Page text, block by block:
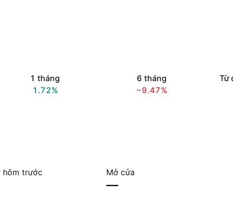
1 tháng
1.72%
6 tháng
−9.47%
Từ
hôm trước Mở cửa
—